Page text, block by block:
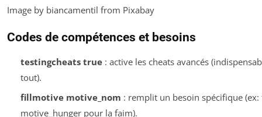
Image by biancamentil from Pixabay
Codes de compétences et besoins
testingcheats true: active les cheats avancés
tout).
fillmotive motive_ nom : remplit un besoin spécifique
motive_hunger pour la faim).